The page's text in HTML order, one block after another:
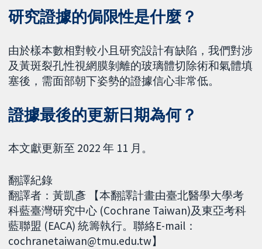
研究證據的侷限性是什麼？
由於樣本數相對較小且研究設計有缺陷，我們對涉
及黃斑裂孔性視網膜剝離的玻璃體切除術和氣體填
塞後，需面部朝下姿勢的證據信心非常低。
證據最後的更新日期為何？
本文獻更新至 2022 年 11 月。
翻譯紀錄
翻譯者：黃凱彥 【本翻譯計畫由臺北醫學大學考
科藍臺灣研究中心 (Cochrane Taiwan)及東亞考科
藍聯盟 (EACA) 統籌執行。聯絡E-mail：
cochranetaiwan@tmu.edu.tw】